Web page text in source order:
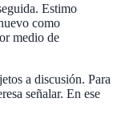
Estimo
como
medio de
a discusión. Para
señalar. En ese